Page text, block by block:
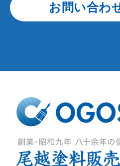
お問い合わ